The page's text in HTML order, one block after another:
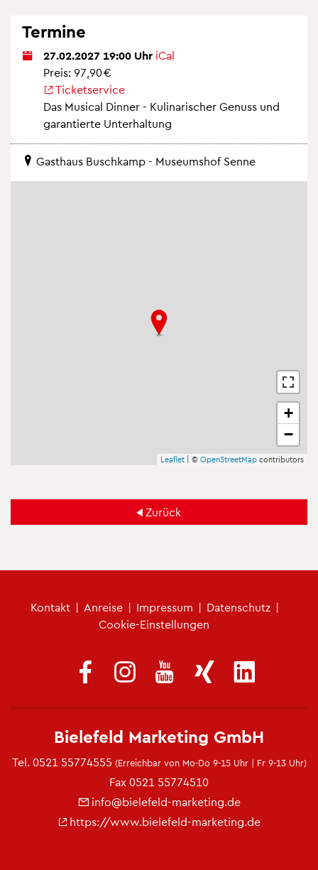
Ter­mi­ne
27.02.2027 19:00 Uhr iCal
Preis: 97,90 €
Ti­cket­ser­vice
Das Mu­si­cal Din­ner - Ku­li­na­ri­scher Ge­nuss und
ga­ran­tier­te Un­ter­hal­tung
Gast­haus Busch­kamp - Mu­se­ums­hof Senne
+
−
Leaf­let | © Open­Street­Map con­tri­bu­tors
Zu­rück
Kon­takt | An­rei­se | Im­pres­sum | Da­ten­schutz |
Coo­kie-Ein­stel­lun­gen
Bie­le­feld Mar­ke­ting GmbH
Tel. 0521 55774555 (Er­reich­bar von Mo-Do 9-15 Uhr | Fr 9-13 Uhr)
Fax 0521 55774510
info@​bielefeld-​marketing.​de
https://​www.​bielefeld-​marketing.​de